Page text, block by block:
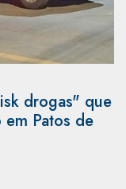
drogas" que
Patos de